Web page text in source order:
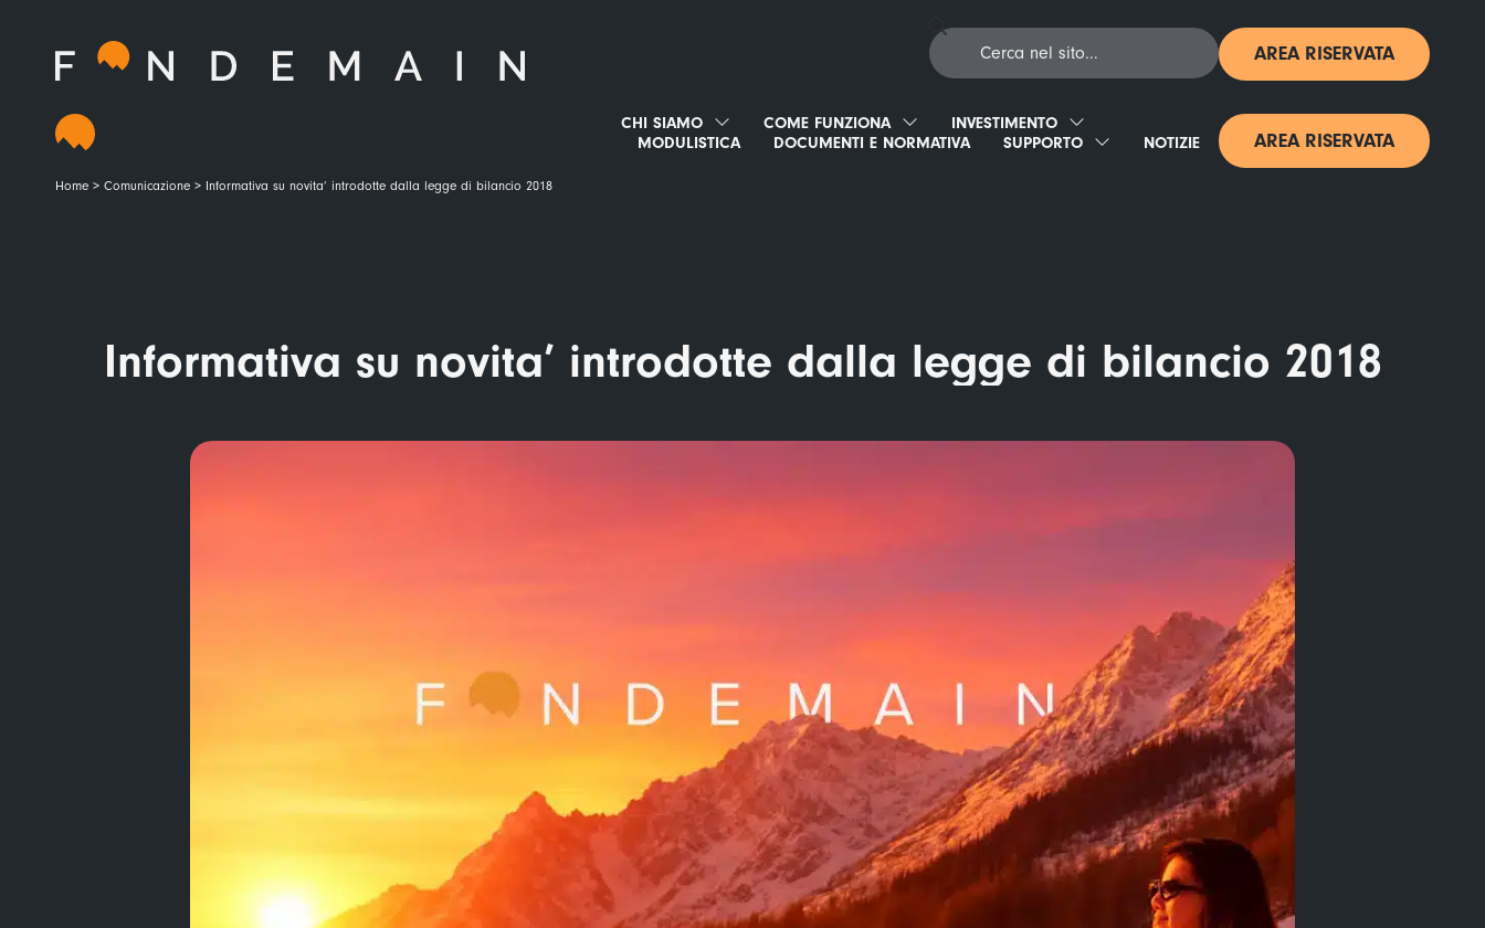
AREA RISERVATA
CHI SIAMO COME FUNZIONA
INVESTIMENTO
MODULISTICA
DOCUMENTI E NORMATIVA SUPPORTO NOTIZIE AREA RISERVATA
Home > Comunicazione > Informativa su novita’ introdotte dalla legge di bilancio 2018
Informativa su novita’ introdotte dalla legge di bilancio 2018